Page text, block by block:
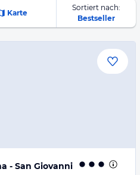
Karte
Sortiert nach:
Bestseller
- San Giovanni